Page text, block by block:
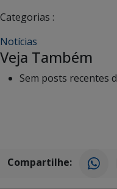
Categorias :
Notícias
Veja Também
Sem posts recentes
Compartilhe: